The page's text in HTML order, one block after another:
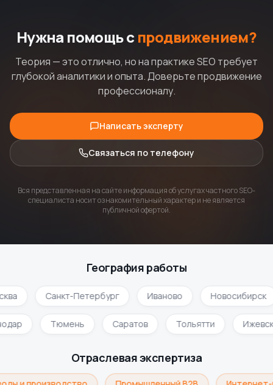
Нужна помощь с продвижением?
Теория — это отлично, но на практике SEO требует
глубокой аналитики и опыта. Доверьте продвижение
профессионалу.
Написать эксперту
Связаться по телефону
Вся представленная на сайте информация об услугах частного SEO-
специалиста носит ознакомительный характер и не является
публичной офертой.
География работы
Санкт-Петербург Иваново Новосибирск
Тюмень Саратов Тольятти
Отраслевая экспертиза